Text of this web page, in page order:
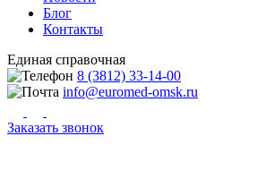
Блог
Контакты
Единая справочная
8 (3812) 33-14-00
info@euromed-omsk.ru
Заказать звонок